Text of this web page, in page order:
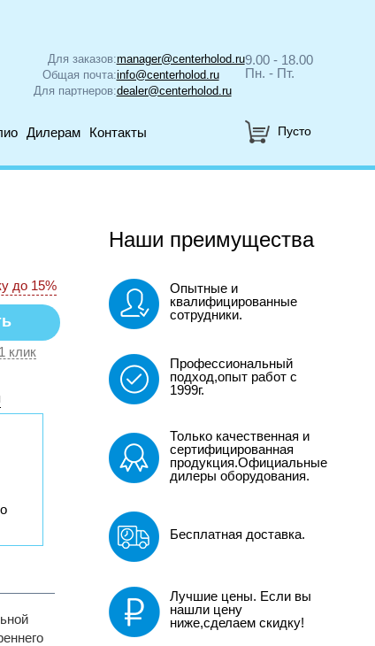
Для заказов:manager@centerholod.ru
Общая почта:info@centerholod.ru
Для партнеров:dealer@centerholod.ru
9.00 - 18.00
Пн. - Пт.
Дилерам Контакты Пусто
до 15%
клик
Наши преимущества
Опытные и
квалифицированные
сотрудники.
Профессиональный
подход,опыт работ с
1999г.
Только качественная и
сертифицированная
продукция.Официальные
дилеры оборудования.
Бесплатная доставка.
Лучшие цены. Если вы
нашли цену
ниже,сделаем скидку!